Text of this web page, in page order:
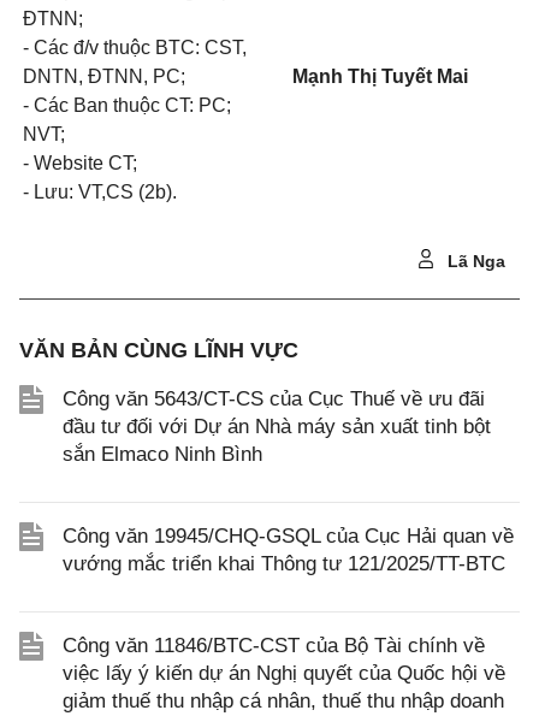
ĐTNN;
- Các đ/v thuộc BTC: CST,
DNTN, ĐTNN, PC;
- Các Ban thuộc CT: PC;
NVT;
- Website CT;
- Lưu: VT,CS (2b).
Mạnh Thị Tuyết Mai
Lã Nga
VĂN BẢN CÙNG LĨNH VỰC
Công văn 5643/CT-CS của Cục Thuế về ưu đãi
đầu tư đối với Dự án Nhà máy sản xuất tinh bột
sắn Elmaco Ninh Bình
Công văn 19945/CHQ-GSQL của Cục Hải quan về
vướng mắc triển khai Thông tư 121/2025/TT-BTC
Công văn 11846/BTC-CST của Bộ Tài chính về
việc lấy ý kiến dự án Nghị quyết của Quốc hội về
giảm thuế thu nhập cá nhân, thuế thu nhập doanh